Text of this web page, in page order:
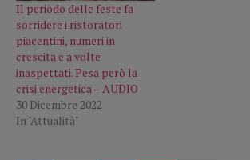
Il periodo delle feste fa
sorridere i ristoratori
piacentini, numeri in
crescita e a volte
inaspettati. Pesa però la
crisi energetica – AUDIO
30 Dicembre 2022
In "Attualità"